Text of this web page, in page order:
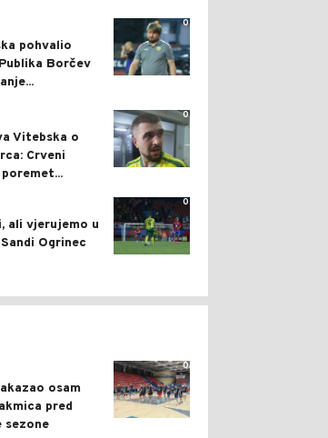
0
pohvalio
Borčev
0
Vitebska o
Crveni
0
ali vjerujemo u
Ogrinec
0
osam
pred
sezone